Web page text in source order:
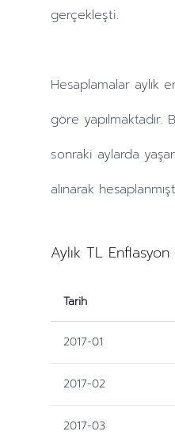
gerçekleşti.
Hesaplamalar aylık
göre yapılmaktadır.
sonraki aylarda
alınarak
Aylık TL Enflasyon
Tarih
2017-01
2017-02
2017-03